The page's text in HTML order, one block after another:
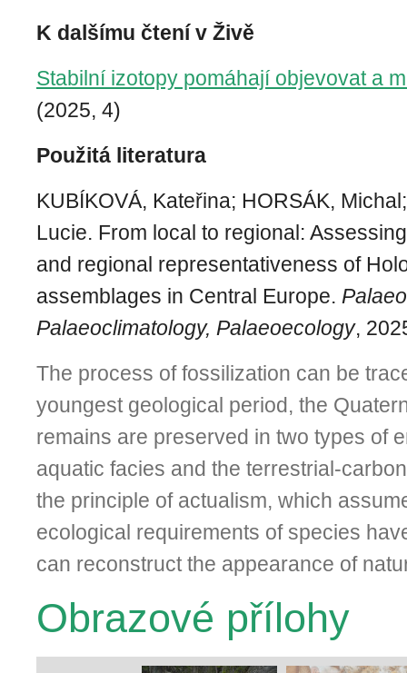
K dalšímu čtení v Živě
Stabilní izotopy pomáhají objevovat a
(2025, 4)
Použitá literatura
KUBÍKOVÁ, Kateřina; HORSÁK,
Lucie. From local to regional:
and regional representativeness of
assemblages in Central Europe.
Palaeoclimatology, Palaeoecology,
The process of fossilization can be
youngest geological period, the
remains are preserved in two types of
aquatic facies and the terrestrial-
the principle of actualism, which
ecological requirements of species
can reconstruct the appearance of
Obrazové přílohy